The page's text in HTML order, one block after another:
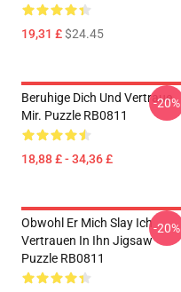
19,31 £$24.45
Beruhige Dich Und Vertraue
Mir. Puzzle RB0811
18,88 £ - 34,36 £
-20%
Obwohl Er Mich Slay Ich
Vertrauen In Ihn Jigsaw
Puzzle RB0811
-20%